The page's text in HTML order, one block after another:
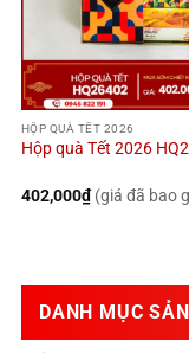
HỘP QUÀ TẾT 2026
Hộp quà Tết 2026
402,000₫ (giá đã bao
DANH MỤC